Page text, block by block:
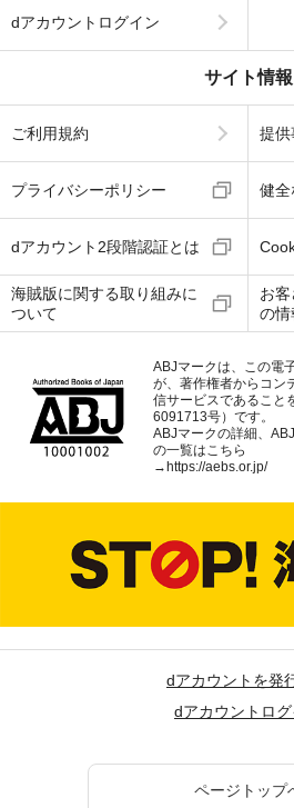
dアカウントログイン
サイト情報
ご利用規約 提供
プライバシーポリシー 健全
dアカウント2段階認証とは
海賊版に関する取り組みに
ついて
お
の情
ABJマークは、この電
が、著作権者からコン
信サービスであること
6091713号）です。
ABJマークの詳細、
の一覧はこちら
→ https://aebs.or.jp/
dアカウントを発
dアカウントロ
ページトップ